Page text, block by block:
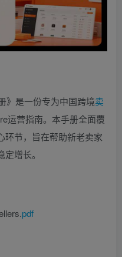
》是一份专为中国跨境卖
运营指南。本手册全面覆
环节，旨在帮助新老卖家
增长。
pdf